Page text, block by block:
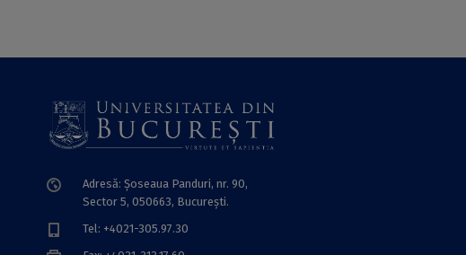
Adresă: Șoseaua Panduri, nr. 90,
Sector 5, 050663, Bucureşti.
Tel: +4021-305.97.30